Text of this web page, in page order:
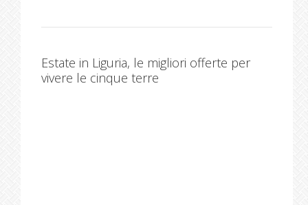
Estate in Liguria, le migliori offerte per
vivere le cinque terre